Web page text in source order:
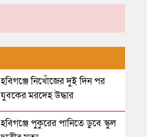
হবিগঞ্জে নিখোঁজের দুই দিন পর
যুবকের মরদেহ উদ্ধার
হবিগঞ্জে পুকুরের পানিতে ডুবে স্কুল